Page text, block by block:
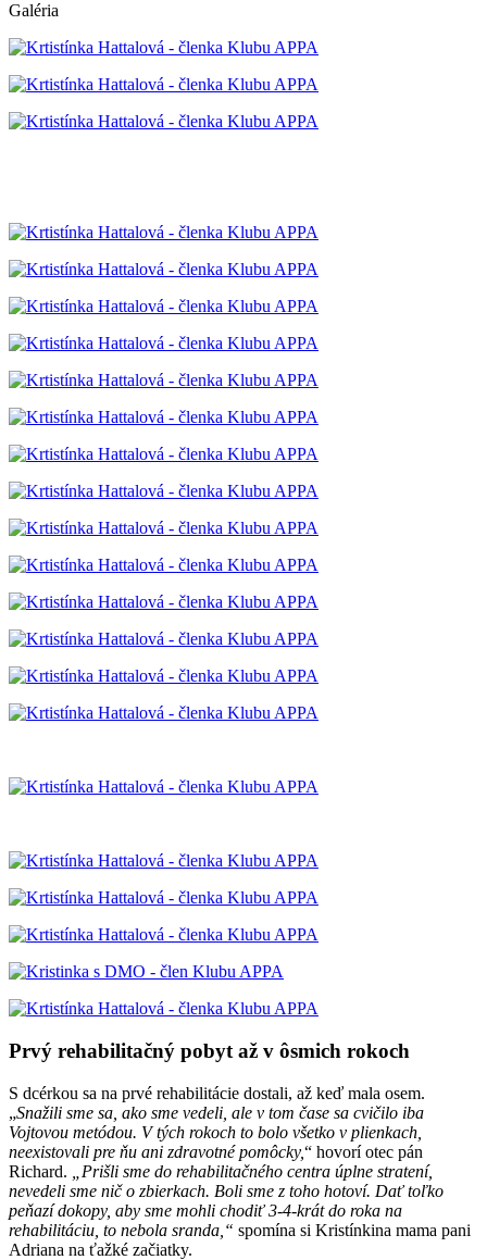
Galéria
Prvý rehabilitačný pobyt až v ôsmich rokoch
S dcérkou sa na prvé rehabilitácie dostali, až keď mala osem.
„Snažili sme sa, ako sme vedeli, ale v tom čase sa cvičilo iba
Vojtovou metódou. V tých rokoch to bolo všetko v plienkach,
neexistovali pre ňu ani zdravotné pomôcky,“ hovorí otec pán
Richard.
„Prišli sme do rehabilitačného centra úplne stratení,
nevedeli sme nič o zbierkach. Boli sme z toho hotoví. Dať toľko
peňazí dokopy, aby sme mohli chodiť 3-4-krát do roka na
rehabilitáciu, to nebola sranda,“ spomína si Kristínkina mama pani
Adriana na ťažké začiatky.